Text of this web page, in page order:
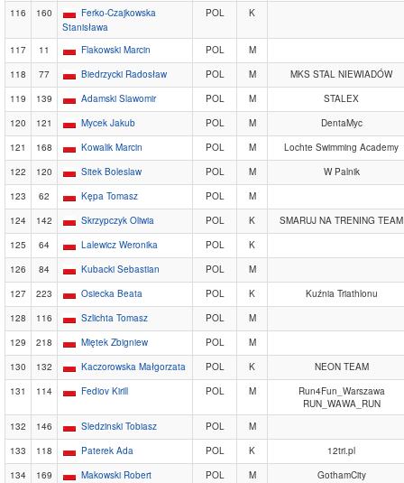
116
160
Ferko-Czajkowska
Stanisława
POL K
117 11 Flakowski Marcin POL
M
118
77 Biedrzycki Radosław POL M
MKS STAL NIEWIADÓW
119
139 Adamski Slawomir POL M
STALEX
120
121 Mycek Jakub POL M
DentaMyc
121
168 Kowalik Marcin POL M
Lochte Swimming Academy
122
120 Sitek Boleslaw POL M
W Palnik
123
62 Kępa Tomasz POL
M
124
142 Skrzypczyk Oliwia POL K
SMARUJ NA TRENING TEAM
125
64 Lalewicz Weronika POL
K
126
84 Kubacki Sebastian POL
M
127
223 Osiecka Beata POL K
Kuźnia Triathlonu
128
116 Szlichta Tomasz POL
M
129
218 Miętek Zbigniew POL
M
130
132 Kaczorowska Małgorzata POL K
NEON TEAM
131
114 Fediov Kirill POL M
Run4Fun_Warszawa
RUN_WAWA_RUN
132
146 Sledzinski Tobiasz POL
M
133
118 Paterek Ada POL K
12tri.pl
134
169 Makowski Robert POL M
GothamCity